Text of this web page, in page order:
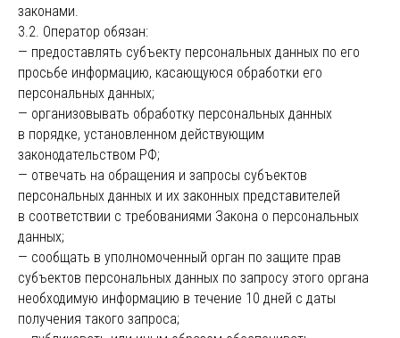
законами.
3.2. Оператор обязан:
— предоставлять субъекту персональных данных по его
просьбе информацию, касающуюся обработки его
персональных данных;
— организовывать обработку персональных данных
в порядке, установленном действующим
законодательством РФ;
— отвечать на обращения и запросы субъектов
персональных данных и их законных представителей
в соответствии с требованиями Закона о персональных
данных;
— сообщать в уполномоченный орган по защите прав
субъектов персональных данных по запросу этого органа
необходимую информацию в течение 10 дней с даты
получения такого запроса;